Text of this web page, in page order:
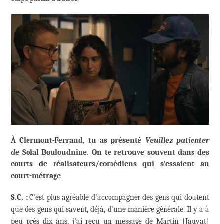
À Clermont-Ferrand, tu as présenté Veuillez patienter
de Solal Bouloudnine. On te retrouve souvent dans des
courts de réalisateurs/comédiens qui s’essaient au
court-métrage
S.C. :C’est plus agréable d’accompagner des gens qui doutent
que des gens qui savent, déjà, d’une manière générale. Il y a à
peu près dix ans, j’ai reçu un message de Martin [Jauvat]